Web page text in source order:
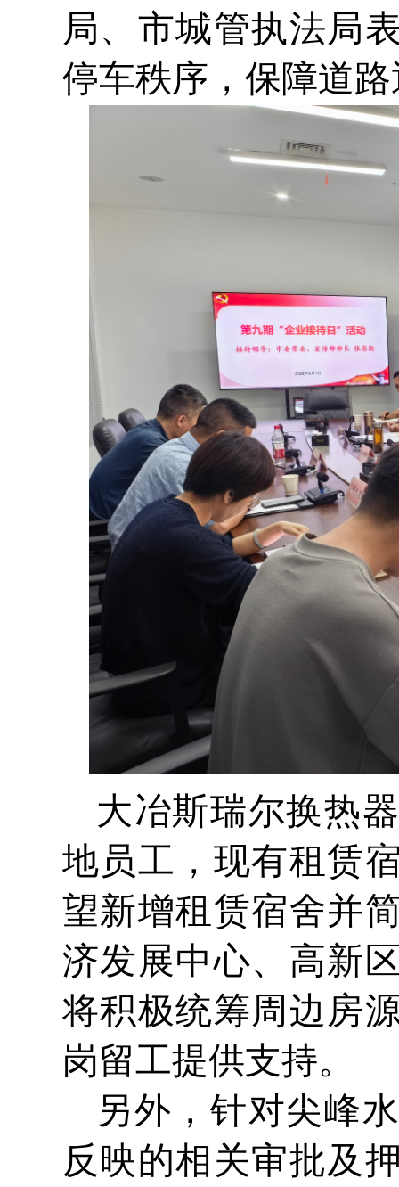
局、市城管执法局
停车秩序，保障道
大冶斯瑞尔换热
地员工，现有租赁
望新增租赁宿舍并
济发展中心、高新
将积极统筹周边房
岗留工提供支持。
另外，针对尖峰
反映的相关审批及